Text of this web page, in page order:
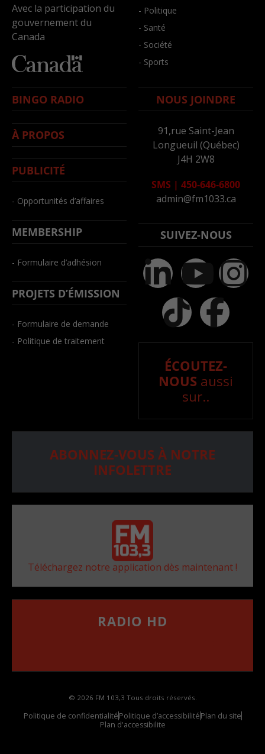
Avec la participation du
gouvernement du
Canada
- Politique
- Santé
- Société
- Sports
BINGO RADIO
À PROPOS
PUBLICITÉ
- Opportunités d’affaires
MEMBERSHIP
- Formulaire d’adhésion
PROJETS D’ÉMISSION
- Formulaire de demande
- Politique de traitement
NOUS JOINDRE
91,rue Saint-Jean
Longueuil (Québec)
J4H 2W8
SMS | 450-646-6800
admin@fm1033.ca
SUIVEZ-NOUS
ÉCOUTEZ-
NOUS aussi
sur..
ABONNEZ-VOUS À NOTRE
INFOLETTRE
Téléchargez notre application dès maintenant !
RADIO HD
© 2026 FM 103,3 Tous droits réservés.
Politique de confidentialitéPolitique d’accessibilitéPlan du site
Plan d'accessibilite